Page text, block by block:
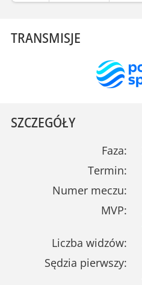
TRANSMISJE
SZCZEGÓŁY
Faza:
Termin:
Numer meczu:
MVP:
Liczba widzów:
Sędzia pierwszy: